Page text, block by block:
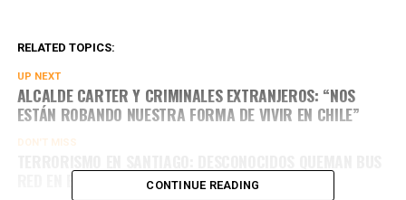
RELATED TOPICS:
UP NEXT
ALCALDE CARTER Y CRIMINALES EXTRANJEROS: “NOS
ESTÁN ROBANDO NUESTRA FORMA DE VIVIR EN CHILE”
DON'T MISS
RED EN ESTACIÓN CENTRALCONTINUE READING